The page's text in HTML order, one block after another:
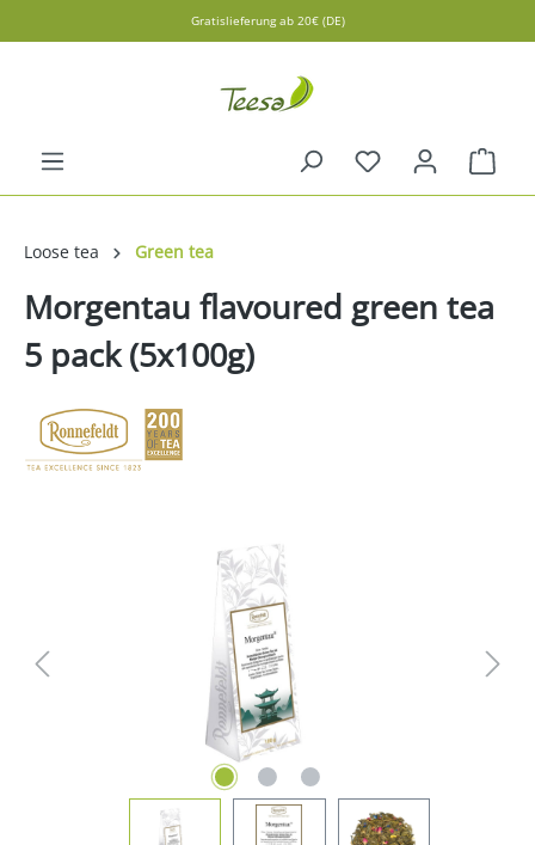
Gratislieferung ab 20€ (DE)
Loose tea Green tea
Morgentau flavoured green tea
5 pack (5x100g)